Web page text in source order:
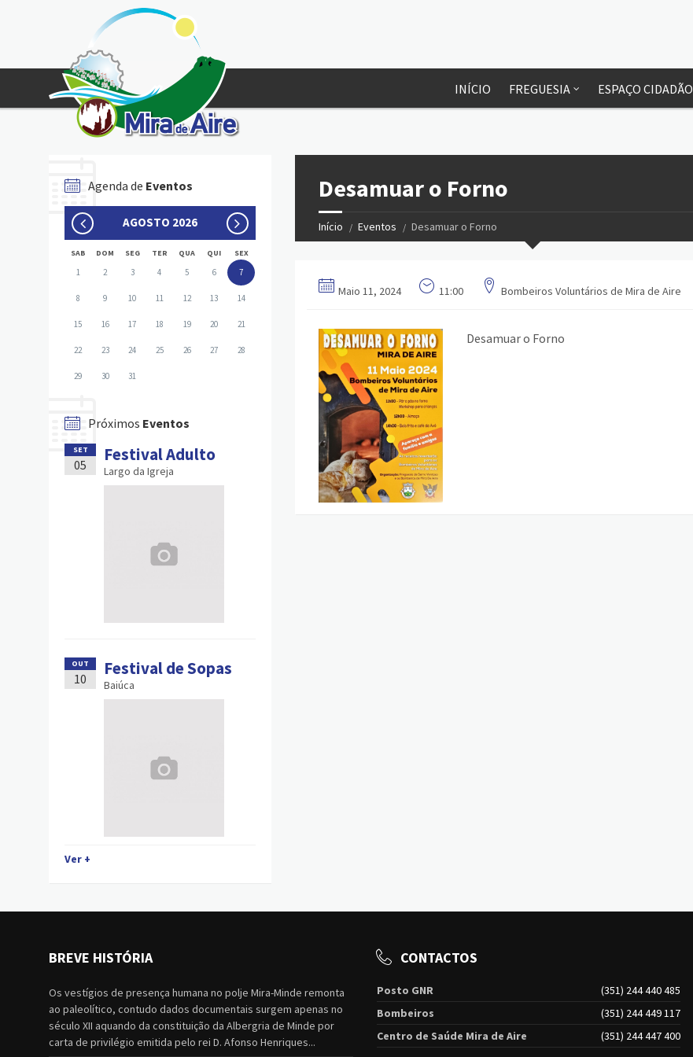
INÍCIO FREGUESIA ESPAÇO CIDADÃO
Desamuar o Forno
Início Eventos Desamuar o Forno
Maio 11, 2024 11:00 Bombeiros Voluntários de Mira de Aire
Desamuar o Forno
Agenda de Eventos
AGOSTO 2026
SAB DOM SEG TER QUA QUI SEX
1 2 3 4 5 6 7
8 9 10 11 12 13 14
15 16 17 18 19 20 21
22 23 24 25 26 27 28
29 30 31
Próximos Eventos
SET
05 Festival Adulto
Largo da Igreja
OUT
10 Festival de Sopas
Baiúca
Ver +
BREVE HISTÓRIA
Os vestígios de presença humana no polje Mira-Minde remonta
ao paleolítico, contudo dados documentais surgem apenas no
século XII aquando da constituição da Albergria de Minde por
carta de privilégio emitida pelo rei D. Afonso Henriques...
CONTACTOS
Posto GNR
(351) 244 440 485
Bombeiros
(351) 244 449 117
Centro de Saúde Mira de Aire
(351) 244 447 400